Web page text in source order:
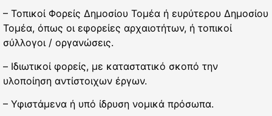
– Τοπικοί Φορείς Δημοσίου Τομέα ή ευρύτερου Δημοσίου
Τομέα, όπως οι εφορείες αρχαιοτήτων, ή τοπικοί
σύλλογοι / οργανώσεις.
– Ιδιωτικοί φορείς, με καταστατικό σκοπό την
υλοποίηση αντίστοιχων έργων.
– Υφιστάμενα ή υπό ίδρυση νομικά πρόσωπα.